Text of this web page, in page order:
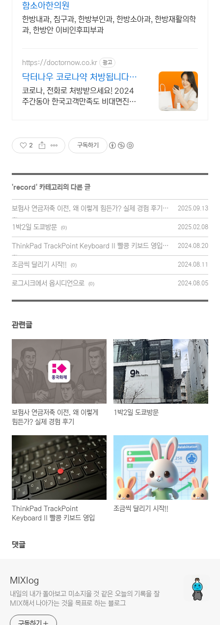
함소아한의원
한방내과, 침구과, 한방부인과, 한방소아과, 한방재활의학
과, 한방안 이비인후피부과
https://doctornow.co.kr 광고
닥터나우 코로나약 처방됩니다
365일 24시간 진료가능
코로나, 전화로 처방받으세요! 2024
주간동아 한국고객만족도 비대면진료
2 구독하기
'record' 카테고리의 다른 글
보험사 연금저축 이전, 왜 이렇게 힘든가? 실제 경험 후기
(3)
2025.09.13
1박2일 도쿄방문 (0) 2025.02.08
ThinkPad TrackPoint Keyboard II 빨콩 키보드 영입
(0)
2024.08.20
조금씩 달리기 시작!! (0) 2024.08.11
로그시크에서 옵시디언으로 (0) 2024.08.05
관련글
보험사 연금저축 이전, 왜 이렇게
힘든가? 실제 경험 후기
1박2일 도쿄방문
ThinkPad TrackPoint
Keyboard II 빨콩 키보드 영입
조금씩 달리기 시작!!
댓글
MIXlog
내일의 내가 돌아보고 미소지을 것 같은 오늘의 기록을 잘
MIX해서 나아가는 것을 목표로 하는 블로그